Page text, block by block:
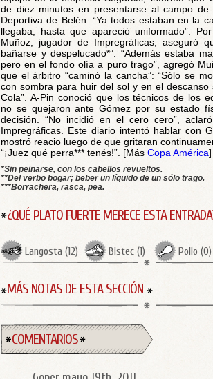
de diez minutos en presentarse al campo
Deportiva de Belén: “Ya todos estaban en la
llegaba, hasta que apareció uniformado”.
Muñoz, jugador de Impregráficas, aseguró
bañarse y despelucado*”: “Además estaba
pero en el fondo olía a puro trago”, agregó
que el árbitro “caminó la cancha”: “Sólo se
con sombra para huir del sol y en el descanso
Cola”. A-Pin conoció que los técnicos de los
no se quejaron ante Gómez por su estado
decisión. “No incidió en el cero cero”,
Impregráficas. Este diario intentó hablar con
mostró reacio luego de que gritaran
“¡Juez qué perra*** tenés!”. [Más Copa América]
*Sin peinarse, con los cabellos revueltos.
**Del verbo bogar; beber un líquido de un sólo trago.
***Borrachera, rasca, pea.
¿QUÉ PLATO FUERTE MERECE ESTA
Langosta (12) Bistec (1) Pollo (0)
MÁS NOTAS DE ESTA SECCIÓN
COMENTARIOS